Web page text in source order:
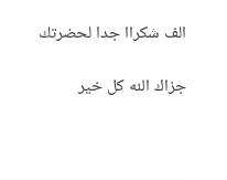
الف شكراا جدا لحضرتك
جزاك الله كل خير